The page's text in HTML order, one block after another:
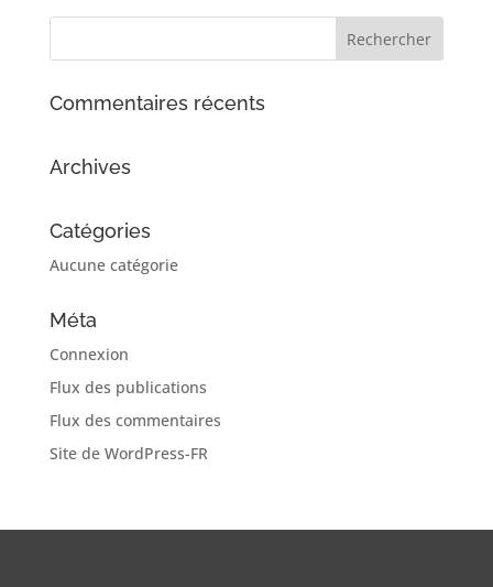
Commentaires récents
Archives
Catégories
Aucune catégorie
Méta
Connexion
Flux des publications
Flux des commentaires
Site de WordPress-FR